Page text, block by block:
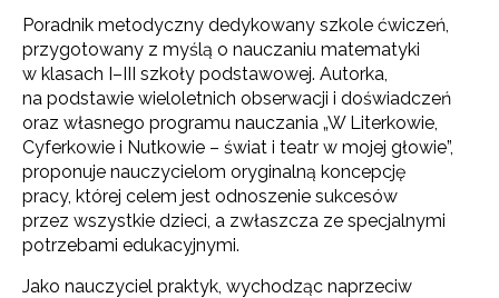
Poradnik metodyczny dedykowany szkole ćwiczeń,
przygotowany z myślą o nauczaniu matematyki
w klasach I–III szkoły podstawowej. Autorka,
na podstawie wieloletnich obserwacji i doświadczeń
oraz własnego programu nauczania „W Literkowie,
Cyferkowie i Nutkowie – świat i teatr w mojej głowie”,
proponuje nauczycielom oryginalną koncepcję
pracy, której celem jest odnoszenie sukcesów
przez wszystkie dzieci, a zwłaszcza ze specjalnymi
potrzebami edukacyjnymi.
Jako nauczyciel praktyk, wychodząc naprzeciw